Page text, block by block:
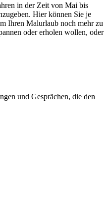
in der Zeit von Mai bis
Hier können Sie je
Ihren Malurlaub noch mehr zu
oder erholen wollen, oder
und Gesprächen, die den